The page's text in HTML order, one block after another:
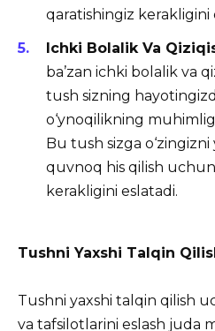
qaratishingiz kerakligini
Ichki Bolalik Va
ba’zan ichki bolalik va
tush sizning
o‘ynoqilikning
Bu tush sizga
quvnoq his qilish
kerakligini eslatadi.
Tushni Yaxshi Talqin
Tushni yaxshi talqin qilish
va tafsilotlarini eslash juda